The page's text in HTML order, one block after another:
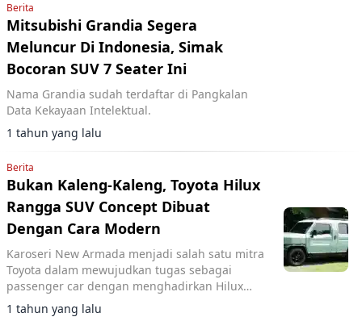
Berita
Mitsubishi Grandia Segera
Meluncur Di Indonesia, Simak
Bocoran SUV 7 Seater Ini
Nama Grandia sudah terdaftar di Pangkalan
Data Kekayaan Intelektual.
1 tahun yang lalu
Berita
Bukan Kaleng-Kaleng, Toyota Hilux
Rangga SUV Concept Dibuat
Dengan Cara Modern
Karoseri New Armada menjadi salah satu mitra
Toyota dalam mewujudkan tugas sebagai
passenger car dengan menghadirkan Hilux
Rangga SUV Concept
1 tahun yang lalu